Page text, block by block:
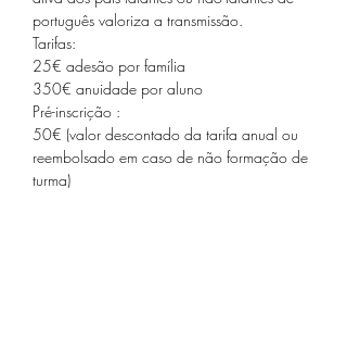
português valoriza a transmissão.
Tarifas:
25€ adesão por família
350€ anuidade por aluno
Pré-inscrição :
50€ (valor descontado da tarifa anual ou
reembolsado em caso de não formação de
turma)